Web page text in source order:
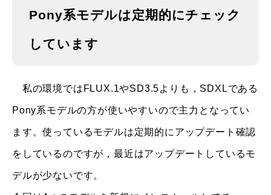
Pony系モデルは定期的にチェック
しています
私の環境ではFLUX.1やSD3.5よりも，SDXLである
Pony系モデルの方が使いやすいので主力となってい
ます。使っているモデルは定期的にアップデート確認
をしているのですが，最近はアップデートしているモ
デルが少ないです。